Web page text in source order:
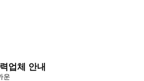
업체 안내
운